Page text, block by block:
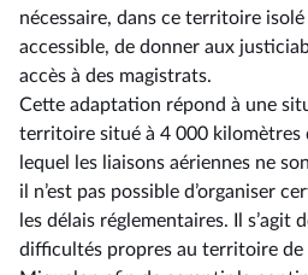
nécessaire, dans ce territoire
accessible, de donner aux
accès à des magistrats.
Cette adaptation répond à une
territoire situé à 4 000 kilomètres
lequel les liaisons aériennes ne
il n’est pas possible d’organiser
les délais réglementaires. Il s’agit
difficultés propres au territoire